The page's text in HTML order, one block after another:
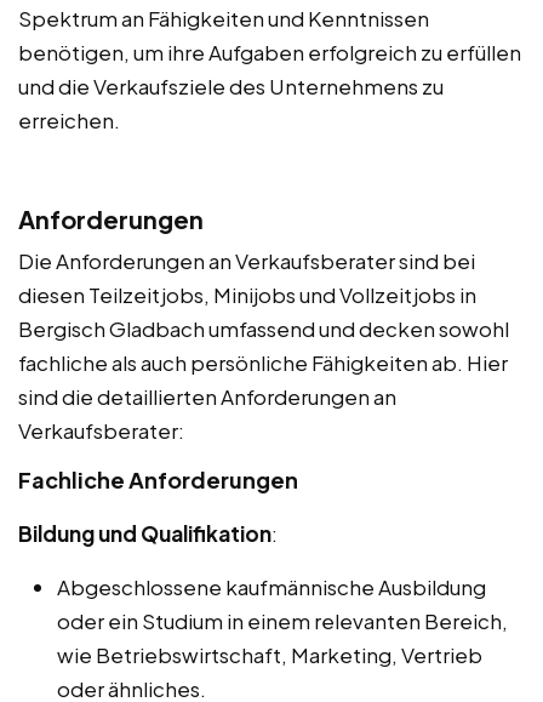
Spektrum an Fähigkeiten und Kenntnissen
benötigen, um ihre Aufgaben erfolgreich zu erfüllen
und die Verkaufsziele des Unternehmens zu
erreichen.
Anforderungen
Die Anforderungen an Verkaufsberater sind bei
diesen Teilzeitjobs, Minijobs und Vollzeitjobs in
Bergisch Gladbach umfassend und decken sowohl
fachliche als auch persönliche Fähigkeiten ab. Hier
sind die detaillierten Anforderungen an
Verkaufsberater:
Fachliche Anforderungen
Bildung und Qualifikation:
Abgeschlossene kaufmännische Ausbildung
oder ein Studium in einem relevanten Bereich,
wie Betriebswirtschaft, Marketing, Vertrieb
oder ähnliches.